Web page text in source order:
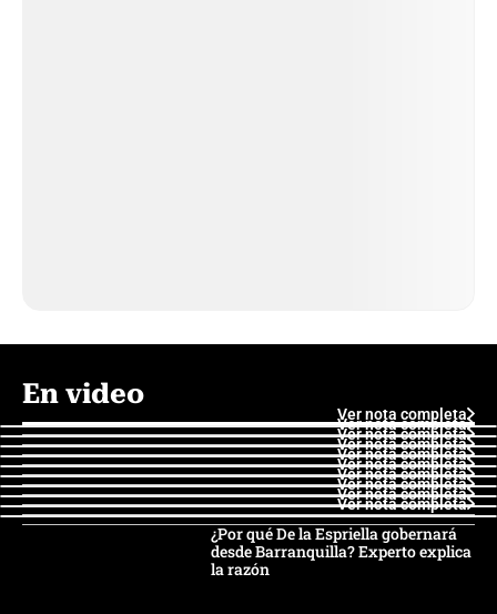
En video
Ver nota completa
Ver nota completa
Ver nota completa
Ver nota completa
Ver nota completa
Ver nota completa
Ver nota completa
Ver nota completa
Ver nota completa
Ver nota completa
¿Por qué De la Espriella gobernará
desde Barranquilla? Experto explica
la razón